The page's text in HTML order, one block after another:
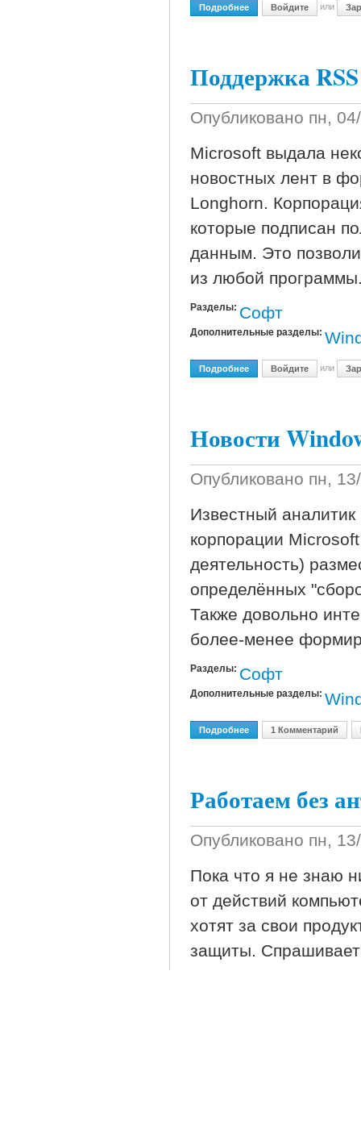
Подробнее О Ускорение Загрузки
Войдите или
Поддержка
Опубликовано пн,
Microsoft выдала
новостных лент в
Longhorn.
которые подписан
данным. Это
из любой
Разделы: Софт
Дополнительные разделы:
Подробнее О Поддержка RSS В
Войдите или
Новости
Опубликовано пн,
Известный
корпорации
деятельность)
определённых
Также довольно
более-менее
Разделы: Софт
Дополнительные разделы:
Подробнее О Новости Windows
1 Комментарий
Работаем без
Опубликовано пн,
Пока что я не знаю
от действий
хотят за свои
защиты.